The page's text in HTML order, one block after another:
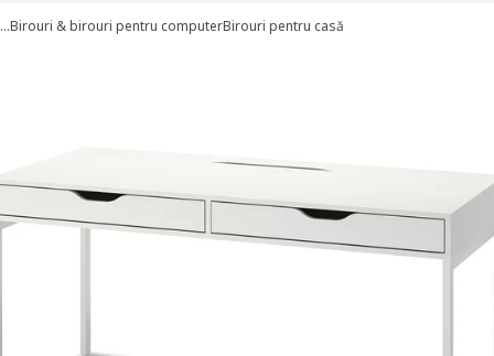
…Birouri & birouri pentru computerBirouri pentru casă